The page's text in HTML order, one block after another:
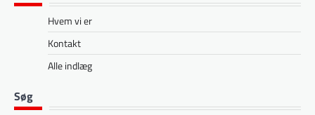
Hvem vi er
Kontakt
Alle indlæg
Søg